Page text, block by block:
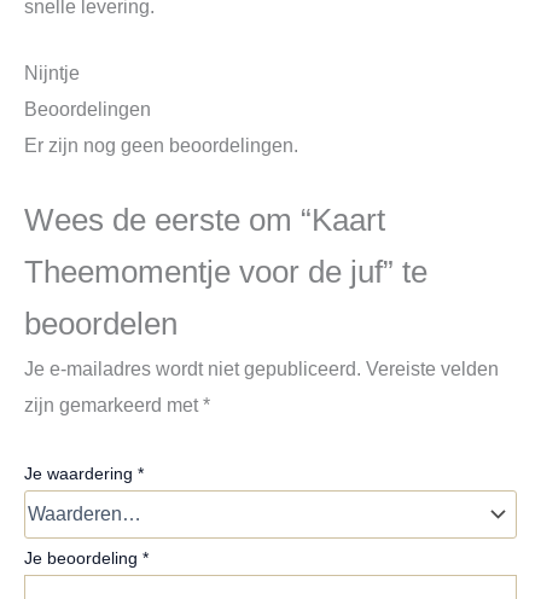
snelle levering.
Nijntje
Beoordelingen
Er zijn nog geen beoordelingen.
Wees de eerste om “Kaart
Theemomentje voor de juf” te
beoordelen
Je e-mailadres wordt niet gepubliceerd. Vereiste velden
zijn gemarkeerd met*
Je waardering *
Je beoordeling *